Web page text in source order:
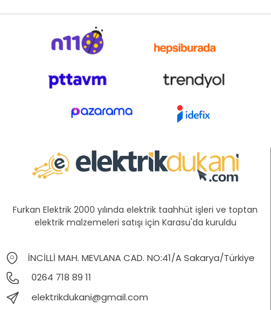
Furkan Elektrik 2000 yılında elektrik taahhüt işleri ve toptan
elektrik malzemeleri satışı için Karasu'da kuruldu
İNCİLLİ MAH. MEVLANA CAD. NO:41/A Sakarya/Türkiye
0264 718 89 11
elektrikdukani@gmail.com